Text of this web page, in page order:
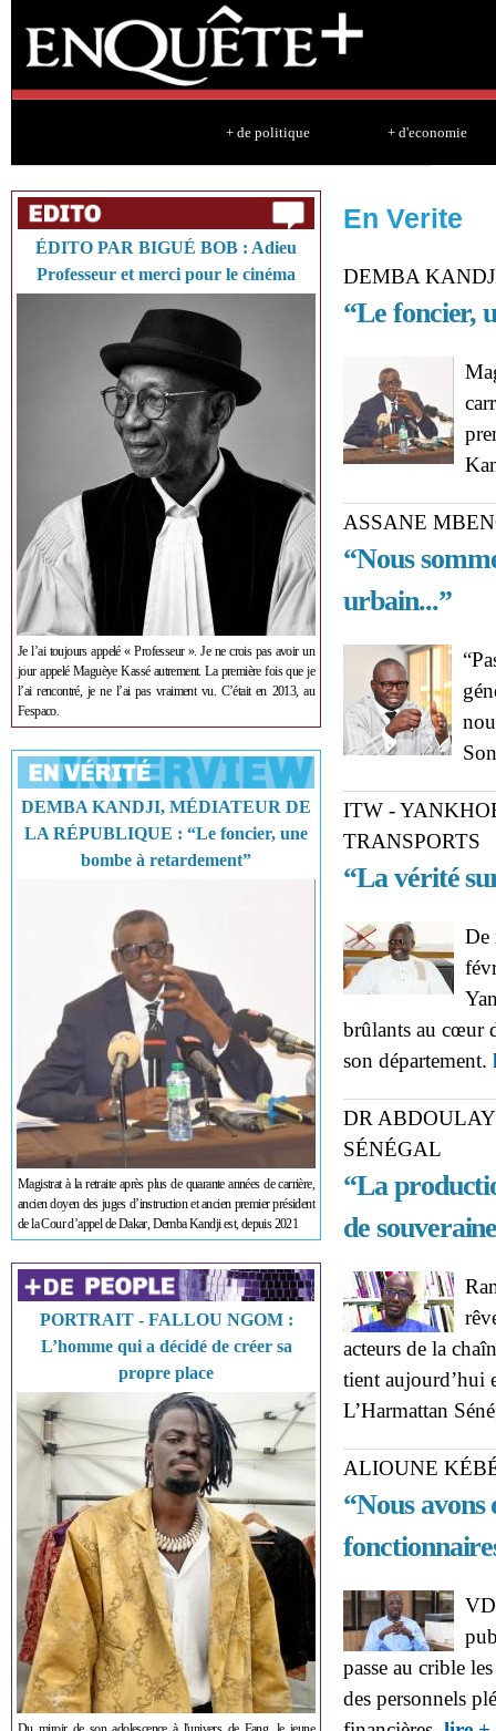
+ de politique + d'economie
ÉDITO PAR BIGUÉ BOB : Adieu
Professeur et merci pour le cinéma
Je l’ai toujours appelé « Professeur ». Je ne crois pas avoir un
jour appelé Maguèye Kassé autrement. La première fois que je
l’ai rencontré, je ne l’ai pas vraiment vu. C’était en 2013, au
Fespaco.
DEMBA KANDJI, MÉDIATEUR DE
LA RÉPUBLIQUE : “Le foncier, une
bombe à retardement”
Magistrat à la retraite après plus de quarante années de carrière,
ancien doyen des juges d’instruction et ancien premier président
de la Cour d’appel de Dakar, Demba Kandji est, depuis 2021
PORTRAIT - FALLOU NGOM :
L’homme qui a décidé de créer sa
propre place
En Verite
DEMBA
“Le foncier,
ASSANE
“Nous
urbain...”
ITW -
TRANSPORTS
“La vérité
De
brûlants au cœur
son département.
DR
SÉNÉGAL
“La
de
acteurs de la
tient aujourd’hui
L’Harmattan
ALIOUNE
“Nous avons
passe au crible
des personnels